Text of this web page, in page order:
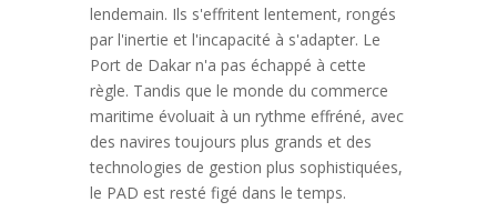
lendemain. Ils s'effritent lentement, rongés
par l'inertie et l'incapacité à s'adapter. Le
Port de Dakar n'a pas échappé à cette
règle. Tandis que le monde du commerce
maritime évoluait à un rythme effréné, avec
des navires toujours plus grands et des
technologies de gestion plus sophistiquées,
le PAD est resté figé dans le temps.